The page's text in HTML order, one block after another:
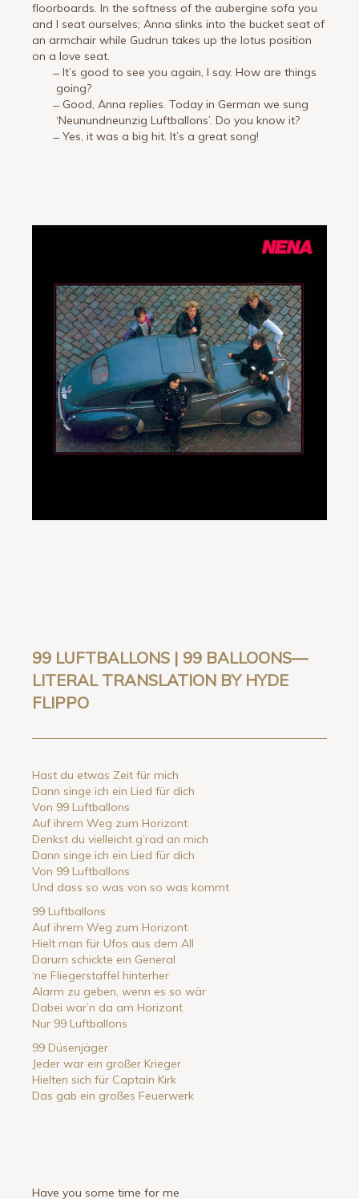
floorboards. In the softness of the aubergine sofa you
and I seat ourselves; Anna slinks into the bucket seat of
an armchair while Gudrun takes up the lotus position
on a love seat.
̶ It’s good to see you again, I say. How are things
going?
̶ Good, Anna replies. Today in German we sung
‘Neunundneunzig Luftballons’. Do you know it?
̶ Yes, it was a big hit. It’s a great song!
99 LUFTBALLONS | 99 BALLOONS—
LITERAL TRANSLATION BY HYDE
FLIPPO
Hast du etwas Zeit für mich
Dann singe ich ein Lied für dich
Von 99 Luftballons
Auf ihrem Weg zum Horizont
Denkst du vielleicht g’rad an mich
Dann singe ich ein Lied für dich
Von 99 Luftballons
Und dass so was von so was kommt
99 Luftballons
Auf ihrem Weg zum Horizont
Hielt man für Ufos aus dem All
Darum schickte ein General
‘ne Fliegerstaffel hinterher
Alarm zu geben, wenn es so wär
Dabei war’n da am Horizont
Nur 99 Luftballons
99 Düsenjäger
Jeder war ein großer Krieger
Hielten sich für Captain Kirk
Das gab ein großes Feuerwerk
Have you some time for me